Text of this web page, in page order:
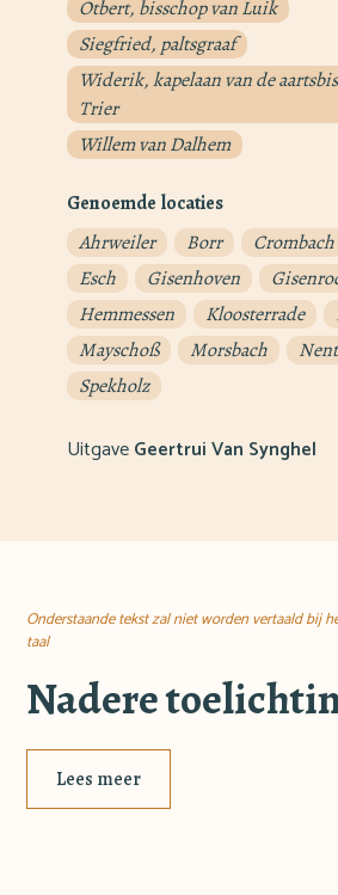
Otbert, bisschop van Luik
Siegfried, paltsgraaf
Widerik, kapelaan van de
Trier
Willem van Dalhem
Genoemde locaties
Ahrweiler
Borr Crombach
Esch
Gisenhoven
Hemmessen
Kloosterrade
Mayschoß
Morsbach
Spekholz
UitgaveGeertrui Van Synghel
Onderstaande tekst zal niet worden vertaald bij
taal
Nadere
Lees meer